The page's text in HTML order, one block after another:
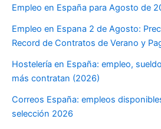
Empleo en España para Agosto de
Empleo en Espana 2 de Agosto:
Record de Contratos de Verano y
Hostelería en España: empleo,
más contratan (2026)
Correos España: empleos
selección 2026